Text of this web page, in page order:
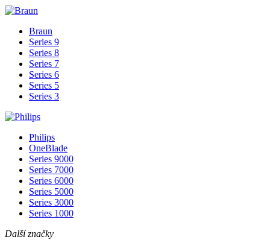
Braun
Series 9
Series 8
Series 7
Series 6
Series 5
Series 3
Philips
OneBlade
Series 9000
Series 7000
Series 6000
Series 5000
Series 3000
Series 1000
Další značky